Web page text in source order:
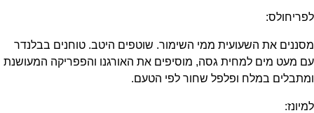
לפריחולס:
מסננים את השעועית ממי השימור. שוטפים היטב. טוחנים בבלנדר
עם מעט מים למחית גסה, מוסיפים את האורגנו והפפריקה המעושנת
ומתבלים במלח ופלפל שחור לפי הטעם.
למיונז: